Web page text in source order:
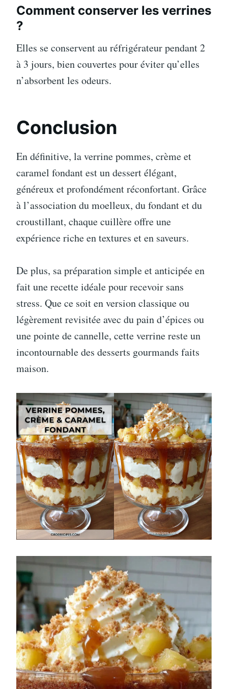
Comment conserver les verrines
?
Elles se conservent au réfrigérateur pendant 2
à 3 jours, bien couvertes pour éviter qu’elles
n’absorbent les odeurs.
Conclusion
En définitive, la verrine pommes, crème et
caramel fondant est un dessert élégant,
généreux et profondément réconfortant. Grâce
à l’association du moelleux, du fondant et du
croustillant, chaque cuillère offre une
expérience riche en textures et en saveurs.
De plus, sa préparation simple et anticipée en
fait une recette idéale pour recevoir sans
stress. Que ce soit en version classique ou
légèrement revisitée avec du pain d’épices ou
une pointe de cannelle, cette verrine reste un
incontournable des desserts gourmands faits
maison.